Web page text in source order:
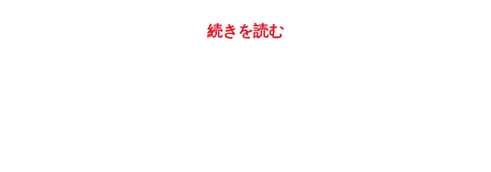
続きを読む